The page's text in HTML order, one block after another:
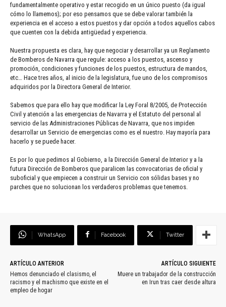
fundamentalmente operativo y estar recogido en un único puesto (da igual
cómo lo llamemos); por eso pensamos que se debe valorar también la
experiencia en el acceso a estos puestos y dar opción a todos aquellos cabos
que cuenten con la debida antigüedad y experiencia.
Nuestra propuesta es clara, hay que negociar y desarrollar ya un Reglamento
de Bomberos de Navarra que regule: acceso a los puestos, ascenso y
promoción, condiciones y funciones de los puestos, estructura de mandos,
etc… Hace tres años, al inicio de la legislatura, fue uno de los compromisos
adquiridos por la Directora General de Interior.
Sabemos que para ello hay que modificar la Ley Foral 8/2005, de Protección
Civil y atención a las emergencias de Navarra y el Estatuto del personal al
servicio de las Administraciones Públicas de Navarra, que nos impiden
desarrollar un Servicio de emergencias como es el nuestro. Hay mayoría para
hacerlo y se puede hacer.
Es por lo que pedimos al Gobierno, a la Dirección General de Interior y a la
futura Dirección de Bomberos que paralicen las convocatorias de oficial y
suboficial y que empiecen a construir un Servicio con sólidas bases y no
parches que no solucionan los verdaderos problemas que tenemos.
WhatsApp Facebook Twitter
ARTÍCULO ANTERIOR
Hemos denunciado el clasismo, el
racismo y el machismo que existe en el
empleo de hogar
ARTÍCULO SIGUIENTE
Muere un trabajador de la construcción
en Irun tras caer desde altura